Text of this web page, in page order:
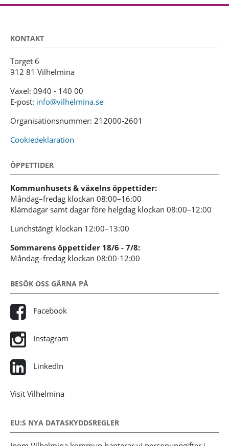
KONTAKT
Torget 6
912 81 Vilhelmina
Växel: 0940 - 140 00
E-post: info@vilhelmina.se
Organisationsnummer: 212000-2601
Cookiedeklaration
ÖPPETTIDER
Kommunhusets & växelns öppettider:
Måndag–fredag klockan 08:00–16:00
Klämdagar samt dagar före helgdag klockan 08:00–12:00
Lunchstängt klockan 12:00–13:00
Sommarens öppettider 18/6 - 7/8:
Måndag–fredag klockan 08:00-12:00
BESÖK OSS GÄRNA PÅ
Facebook
Instagram
LinkedIn
Visit Vilhelmina
EU:S NYA DATASKYDDSREGLER